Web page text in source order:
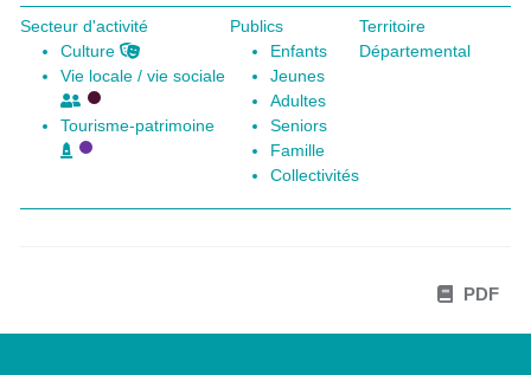
Secteur d'activité
Culture
Vie locale / vie sociale
Tourisme-patrimoine
Publics
Enfants
Jeunes
Adultes
Seniors
Famille
Collectivités
Territoire
Départemental
PDF